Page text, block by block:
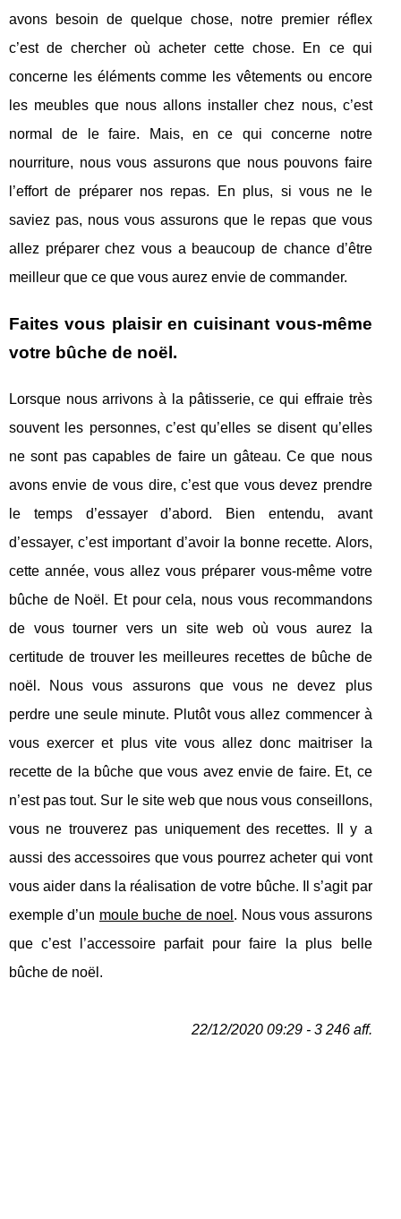
avons besoin de quelque chose, notre premier réflex
c’est de chercher où acheter cette chose. En ce qui
concerne les éléments comme les vêtements ou encore
les meubles que nous allons installer chez nous, c’est
normal de le faire. Mais, en ce qui concerne notre
nourriture, nous vous assurons que nous pouvons faire
l’effort de préparer nos repas. En plus, si vous ne le
saviez pas, nous vous assurons que le repas que vous
allez préparer chez vous a beaucoup de chance d’être
meilleur que ce que vous aurez envie de commander.
Faites vous plaisir en cuisinant vous-même
votre bûche de noël.
Lorsque nous arrivons à la pâtisserie, ce qui effraie très
souvent les personnes, c’est qu’elles se disent qu’elles
ne sont pas capables de faire un gâteau. Ce que nous
avons envie de vous dire, c’est que vous devez prendre
le temps d’essayer d’abord. Bien entendu, avant
d’essayer, c’est important d’avoir la bonne recette. Alors,
cette année, vous allez vous préparer vous-même votre
bûche de Noël. Et pour cela, nous vous recommandons
de vous tourner vers un site web où vous aurez la
certitude de trouver les meilleures recettes de bûche de
noël. Nous vous assurons que vous ne devez plus
perdre une seule minute. Plutôt vous allez commencer à
vous exercer et plus vite vous allez donc maitriser la
recette de la bûche que vous avez envie de faire. Et, ce
n’est pas tout. Sur le site web que nous vous conseillons,
vous ne trouverez pas uniquement des recettes. Il y a
aussi des accessoires que vous pourrez acheter qui vont
vous aider dans la réalisation de votre bûche. Il s’agit par
exemple d’un moule buche de noel . Nous vous assurons
que c’est l’accessoire parfait pour faire la plus belle
bûche de noël.
22/12/2020 09:29 - 3 246 aff.